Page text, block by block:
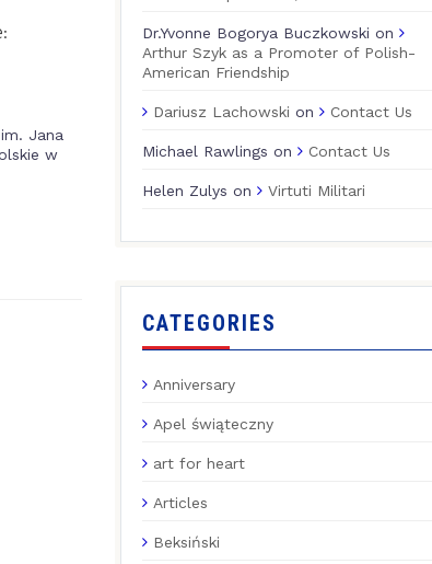
Jana
w
Dr.Yvonne Bogorya Buczkowski on
Arthur Szyk as a Promoter of Polish-
American Friendship
Dariusz Lachowski on Contact Us
Michael Rawlings on Contact Us
Helen Zulys on Virtuti Militari
CATEGORIES
Anniversary
Apel świąteczny
art for heart
Articles
Beksiński